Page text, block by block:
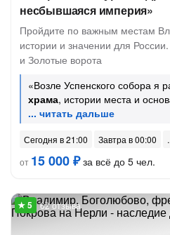
несбывшаяся империя»
Пройдите по важным местам
истории и значении для
и Золотые ворота
«Возле Успенского собора я
храма, истории места и
Сегодня в 21:00
Завтра в 00:00
от 15 000 ₽за всё до 5 чел.
62 отзыва